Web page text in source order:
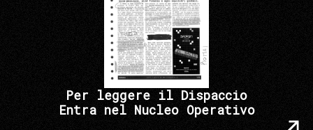
Per leggere il Dispaccio
Entra nel Nucleo Operativo